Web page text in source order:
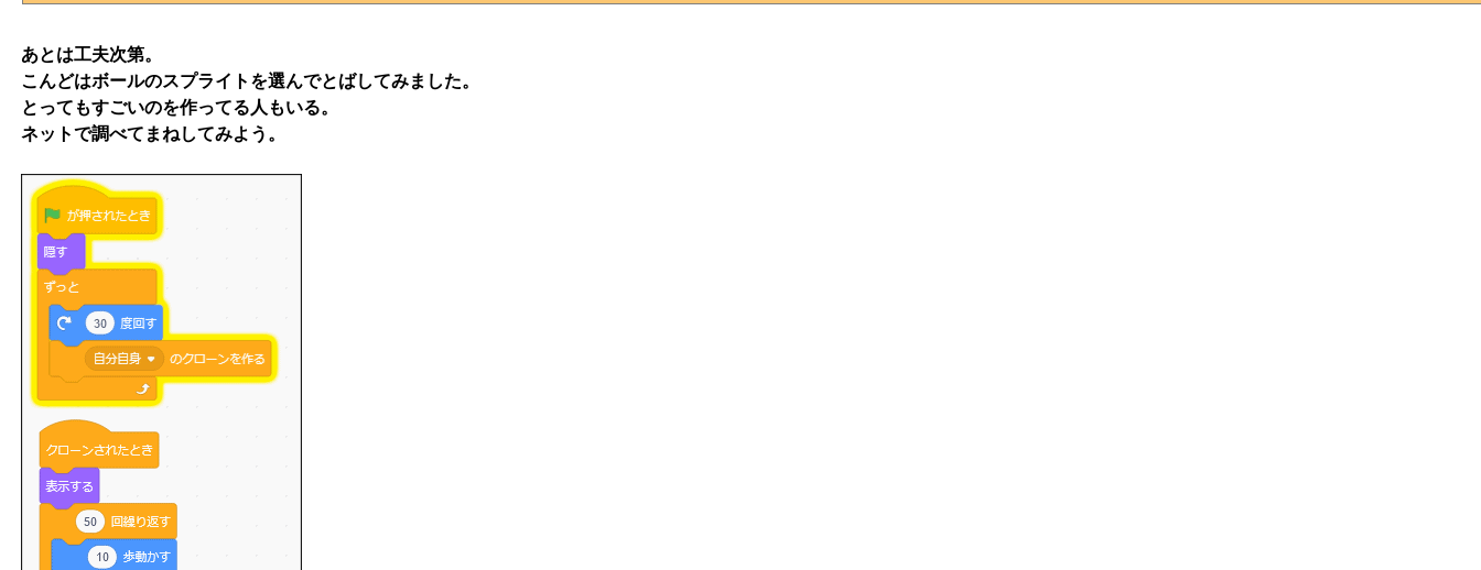
あとは工夫次第。
こんどはボールのスプライトを選んでとばしてみました。
とってもすごいのを作ってる人もいる。
ネットで調べてまねしてみよう。